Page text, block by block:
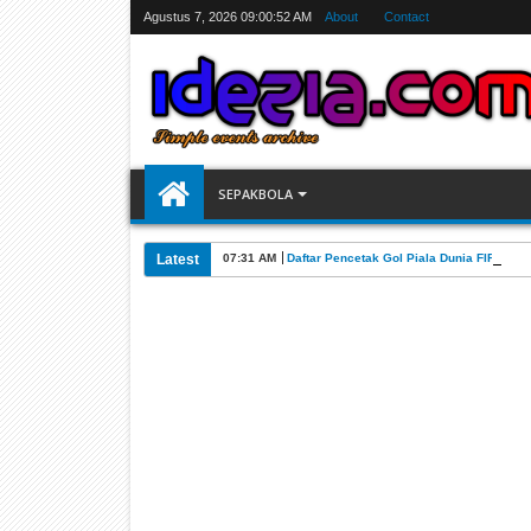
Agustus 7, 2026 09:00:53 AM About Contact
SEPAKBOLA
Latest 07:31 AM Daftar Pencetak Gol Piala Dunia FIFA